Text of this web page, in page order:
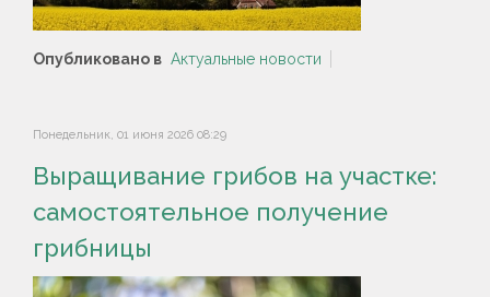
Опубликовано в Актуальные новости
Понедельник, 01 июня 2026 08:29
Выращивание грибов на участке:
самостоятельное получение
грибницы